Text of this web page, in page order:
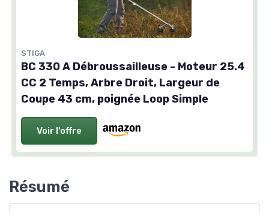
STIGA
BC 330 A Débroussailleuse - Moteur 25.4
CC 2 Temps, Arbre Droit, Largeur de
Coupe 43 cm, poignée Loop Simple
Voir l'offre
Résumé